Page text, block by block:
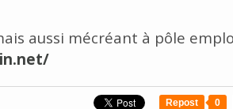
aussi mécréant à pôle
Repost 0